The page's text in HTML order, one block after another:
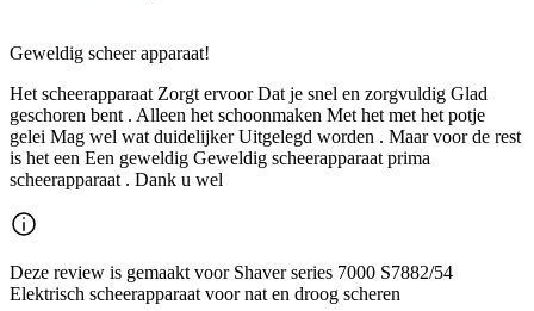
Geweldig scheer apparaat!
Het scheerapparaat Zorgt ervoor Dat je snel en zorgvuldig Glad
geschoren bent . Alleen het schoonmaken Met het met het potje
gelei Mag wel wat duidelijker Uitgelegd worden . Maar voor de rest
is het een Een geweldig Geweldig scheerapparaat prima
scheerapparaat . Dank u wel
Deze review is gemaakt voor Shaver series 7000 S7882/54
Elektrisch scheerapparaat voor nat en droog scheren